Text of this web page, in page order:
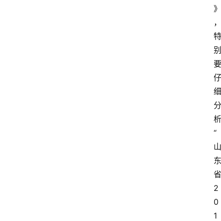
》
，
特
别
要
仔
细
分
析
“
山
东
省
2
0
1